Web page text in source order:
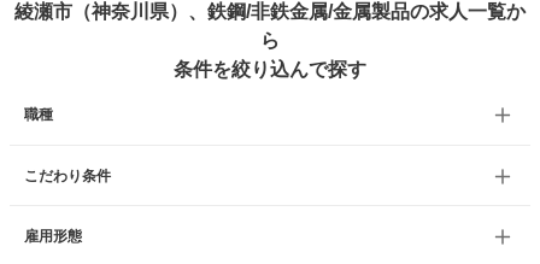
綾瀬市（神奈川県）、鉄鋼/非鉄金属/金属製品の求人一覧か
ら
条件を絞り込んで探す
職種
こだわり条件
雇用形態